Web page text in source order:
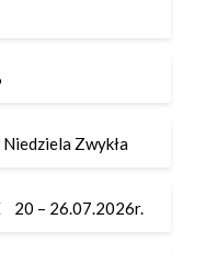
Zwykła
20 – 26.07.2026r.